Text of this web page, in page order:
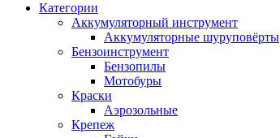
Категории
Аккумуляторный инструмент
Аккумуляторные шуруповёрты
Бензоинструмент
Бензопилы
Мотобуры
Краски
Аэрозольные
Крепеж